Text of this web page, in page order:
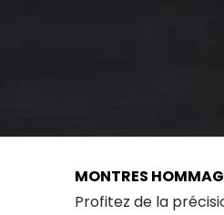
MONTRES
Profitez de la